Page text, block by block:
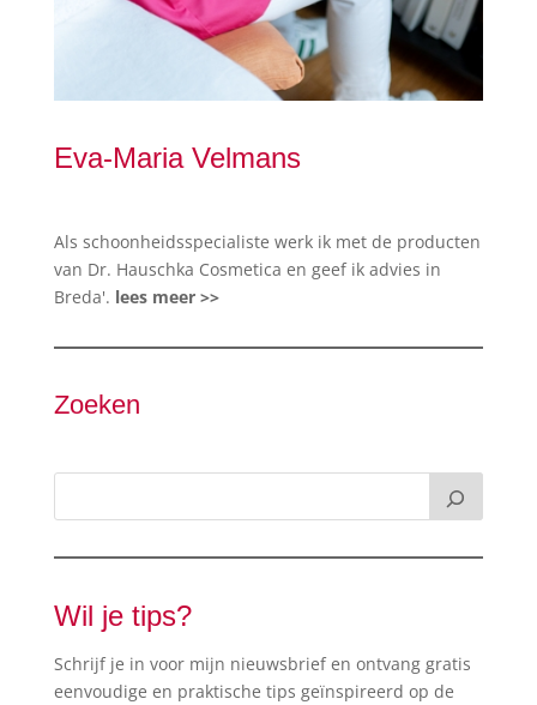
Eva-Maria Velmans
Als schoonheidsspecialiste werk ik met de producten
van Dr. Hauschka Cosmetica en geef ik advies in
Breda'. lees meer >>
Zoeken
Wil je tips?
Schrijf je in voor mijn nieuwsbrief en ontvang gratis
eenvoudige en praktische tips geïnspireerd op de